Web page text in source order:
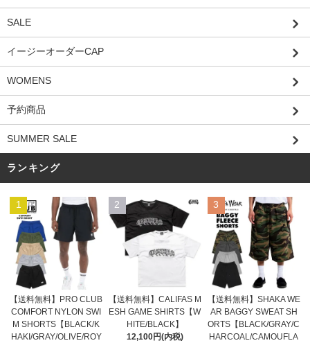
SALE
イージーオーダーCAP
WOMENS
予約商品
SUMMER SALE
ランキング
1
【送料無料】PRO CLUB
COMFORT NYLON SWI
M SHORTS【BLACK/K
HAKI/GRAY/OLIVE/ROY
2
【送料無料】CALIFAS M
ESH GAME SHIRTS【W
HITE/BLACK】
12,100円(内税)
3
【送料無料】SHAKA WE
AR BAGGY SWEAT SH
ORTS【BLACK/GRAY/C
HARCOAL/CAMOUFLA